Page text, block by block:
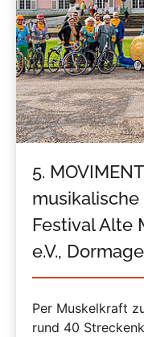
5.
musikalische
Festival Alte
e.V.,
Per Muskelkraft
rund 40